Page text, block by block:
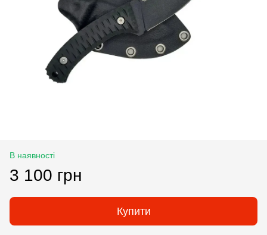
В наявності
3 100 грн
Купити